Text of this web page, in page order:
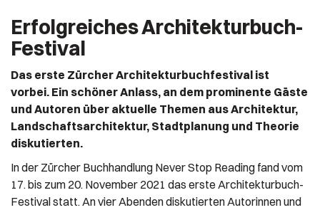
Erfolgreiches Architekturbuch-
Festival
Das erste Zürcher Architekturbuchfestival ist
vorbei. Ein schöner Anlass, an dem prominente Gäste
und Autoren über aktuelle Themen aus Architektur,
Landschaftsarchitektur, Stadtplanung und Theorie
diskutierten.
In der Zürcher Buchhandlung Never Stop Reading fand vom
17. bis zum 20. November 2021 das erste Architekturbuch-
Festival statt. An vier Abenden diskutierten Autorinnen und